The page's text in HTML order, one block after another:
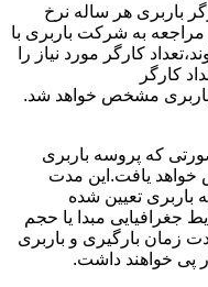
باربری هر ساله نرخ
مراجعه به شرکت باربری با
کارگر مورد نیاز را
کارگر
باربری مشخص خواهد شد.
که پروسه باربری
یافت.این مدت
باربری تعیین شده
جغرافیایی مبدا یا حجم
زمان بارگیری و باربری
پی خواهند داشت.